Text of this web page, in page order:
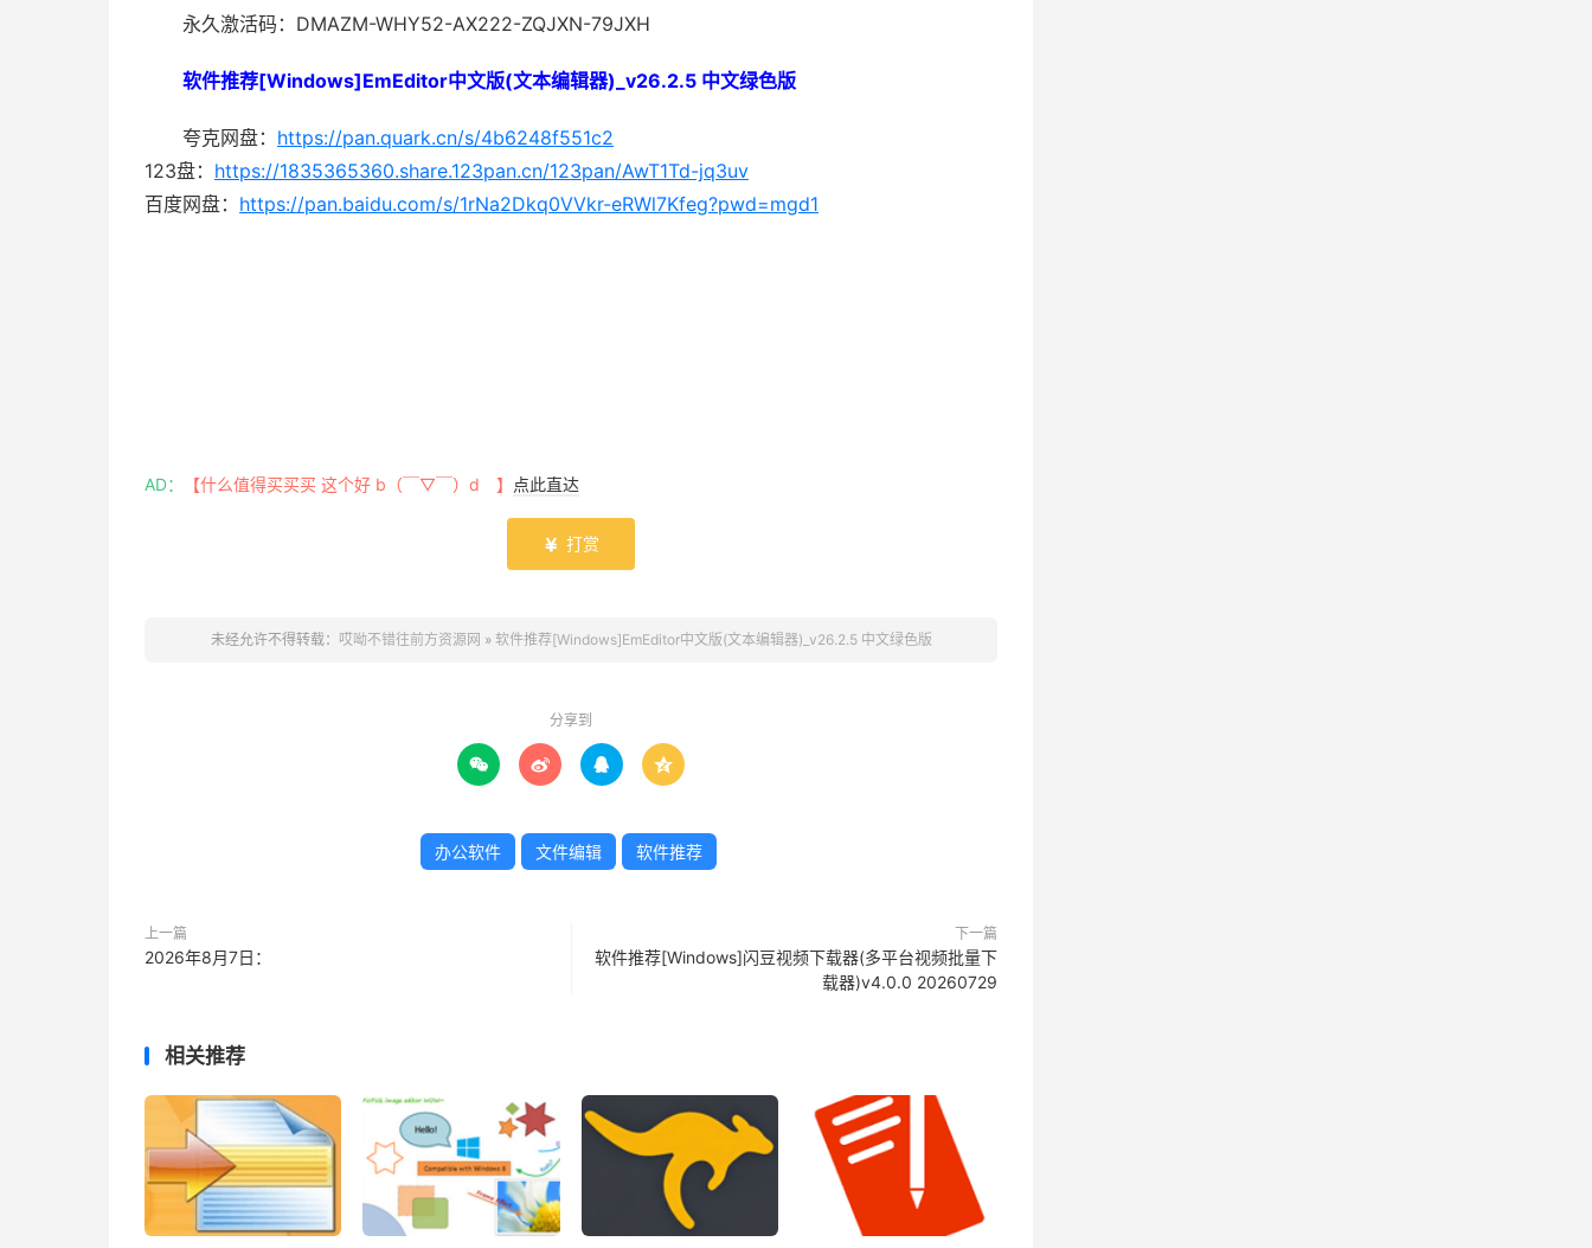
永久激活码：DMAZM-WHY52-AX222-ZQJXN-79JXH
软件推荐[Windows]EmEditor中文版(文本编辑器)_v26.2.5 中文绿色版
夸克网盘： https://pan.quark.cn/s/4b6248f551c2
123盘： https://1835365360.share.123pan.cn/123pan/AwT1Td-jq3uv
百度网盘： https://pan.baidu.com/s/1rNa2Dkq0VVkr-eRWl7Kfeg?pwd=mgd1
AD： 【什么值得买买买 这个好 b（￣▽￣）d 】 点此直达
 打赏
未经允许不得转载： 哎呦不错往前方资源网 » 软件推荐[Windows]EmEditor中文版(文本编辑器)_v26.2.5 中文绿色版
分享到
   
办公软件 文件编辑 软件推荐
上一篇
2026年8月7日：
下一篇
软件推荐[Windows]闪豆视频下载器(多平台视频批量下
载器)v4.0.0 20260729
相关推荐